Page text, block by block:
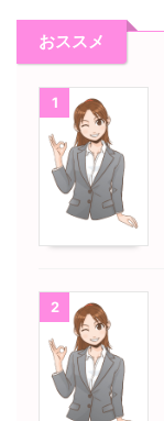
おススメ
1
2